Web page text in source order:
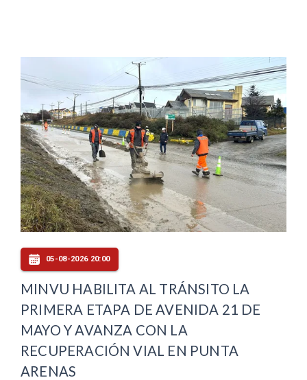
05-08-2026 20:00
MINVU HABILITA AL TRÁNSITO LA
PRIMERA ETAPA DE AVENIDA 21 DE
MAYO Y AVANZA CON LA
RECUPERACIÓN VIAL EN PUNTA
ARENAS